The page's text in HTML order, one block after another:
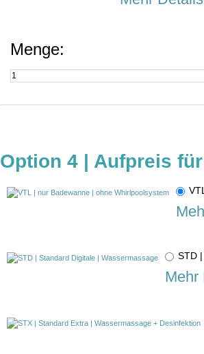
Menge:
Option 4 | Aufpreis
STD
Mehr